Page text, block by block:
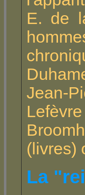
E. de
Jean-
(livres)
La